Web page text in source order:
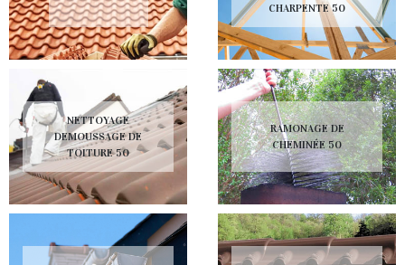
NETTOYAGE
DEMOUSSAGE DE
TOITURE 50
CHARPENTE 50
RAMONAGE DE
CHEMINÉE 50